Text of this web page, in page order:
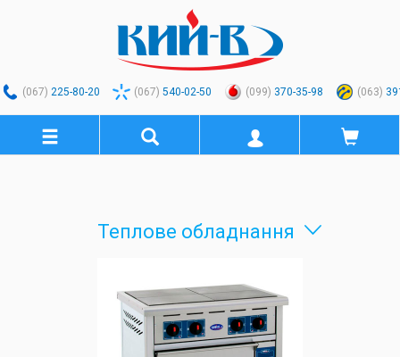
(067) 225-80-20 (067) 540-02-50 (099) 370-35-98 (063)
Теплове обладнання